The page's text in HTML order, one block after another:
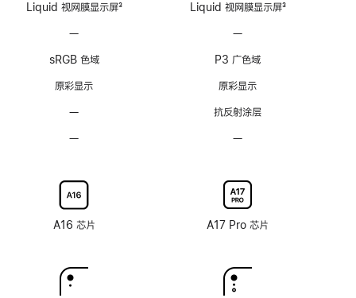
Liquid 视网膜显示屏3
—
持
ProMotion
率
技
sRGB 色域
原彩显示
—
涂
层
—
配
纳
米
玻
A16 芯片
Liquid 视网膜显示屏3
—
持
ProMotion
适
率
技
P3 广色域
原彩显示
抗反射涂层
—
配
纳
米
玻
A17 Pro 芯片